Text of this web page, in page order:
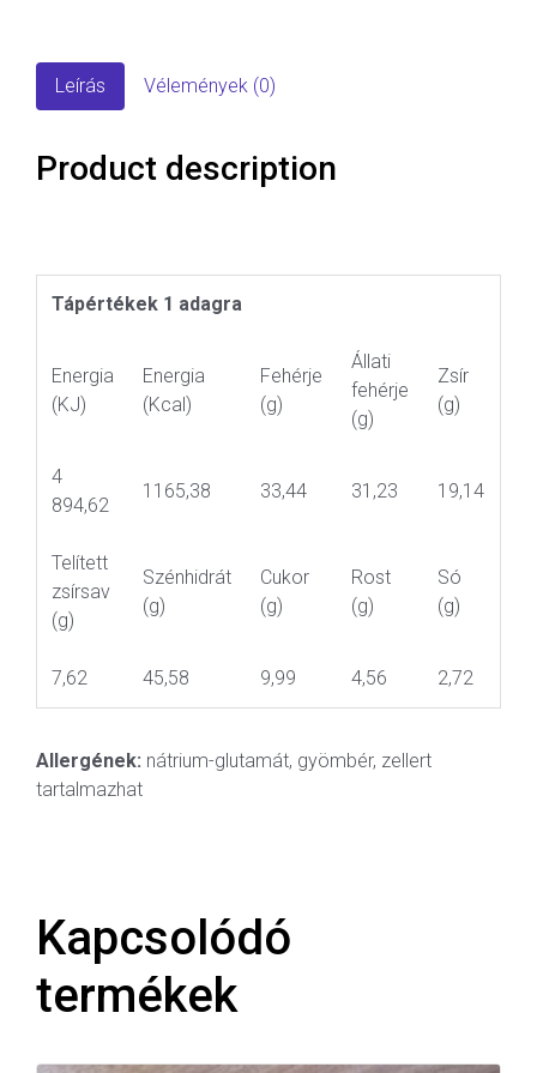
Leírás Vélemények (0)
Product description
Tápértékek 1 adagra
Energia
(KJ)
Energia
(Kcal)
Fehérje
(g)
Állati
fehérje
(g)
Zsír
(g)
4
894,62
1165,38 33,44 31,23 19,14
Telített
zsírsav
(g)
Szénhidrát
(g)
Cukor
(g)
Rost
(g)
Só
(g)
7,62 45,58 9,99 4,56 2,72
Allergének: nátrium-glutamát, gyömbér, zellert
tartalmazhat
Kapcsolódó
termékek